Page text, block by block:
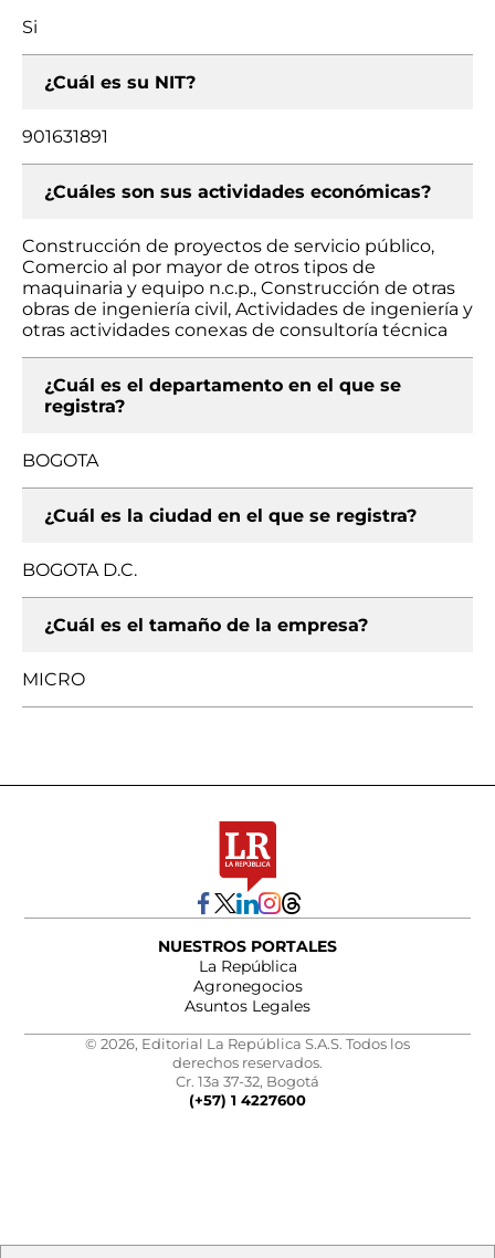
Si
¿Cuál es su NIT?
901631891
¿Cuáles son sus actividades económicas?
Construcción de proyectos de servicio público,
Comercio al por mayor de otros tipos de
maquinaria y equipo n.c.p., Construcción de otras
obras de ingeniería civil, Actividades de ingeniería y
otras actividades conexas de consultoría técnica
¿Cuál es el departamento en el que se
registra?
BOGOTA
¿Cuál es la ciudad en el que se registra?
BOGOTA D.C.
¿Cuál es el tamaño de la empresa?
MICRO
NUESTROS PORTALES
La República
Agronegocios
Asuntos Legales
© 2026, Editorial La República S.A.S. Todos los
derechos reservados.
Cr. 13a 37-32, Bogotá
(+57) 1 4227600